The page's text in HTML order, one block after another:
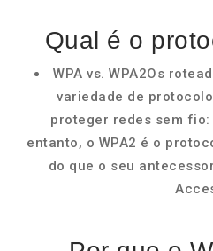
Qual é o
WPA vs. WPA2Os
variedade de
proteger redes sem fio:
entanto, o WPA2 é o
do que o seu